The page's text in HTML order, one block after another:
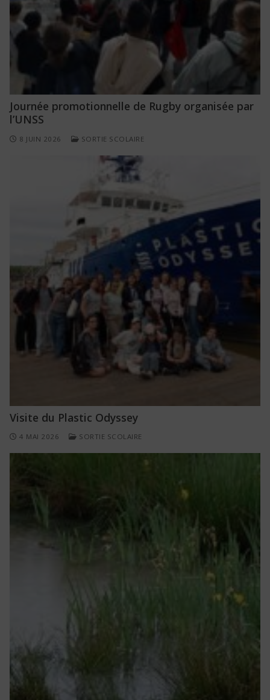
Journée promotionnelle de Rugby organisée par
l’UNSS
8 JUIN 2026 SORTIE SCOLAIRE
Visite du Plastic Odyssey
4 MAI 2026 SORTIE SCOLAIRE